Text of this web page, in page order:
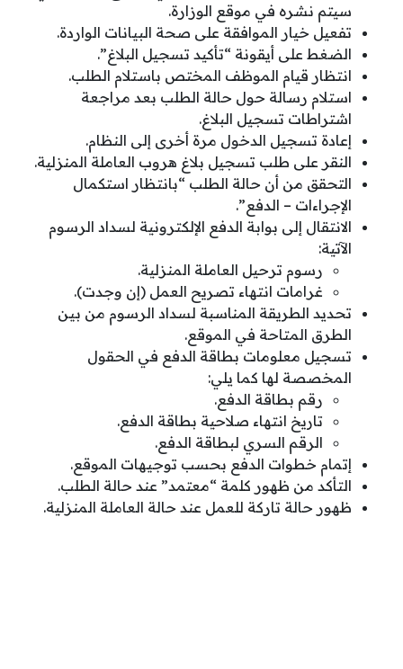
سيتم نشره في موقع الوزارة.
تفعيل خيار الموافقة على صحة البيانات الواردة.
الضغط على أيقونة “تأكيد تسجيل البلاغ”.
انتظار قيام الموظف المختص باستلام الطلب.
استلام رسالة حول حالة الطلب بعد مراجعة
اشتراطات تسجيل البلاغ.
إعادة تسجيل الدخول مرة أخرى إلى النظام.
النقر على طلب تسجيل بلاغ هروب العاملة المنزلية.
التحقق من أن حالة الطلب “بانتظار استكمال
الإجراءات – الدفع”.
الانتقال إلى بوابة الدفع الإلكترونية لسداد الرسوم
الآتية:
رسوم ترحيل العاملة المنزلية.
غرامات انتهاء تصريح العمل (إن وجدت).
تحديد الطريقة المناسبة لسداد الرسوم من بين
الطرق المتاحة في الموقع.
تسجيل معلومات بطاقة الدفع في الحقول
المخصصة لها كما يلي:
رقم بطاقة الدفع.
تاريخ انتهاء صلاحية بطاقة الدفع.
الرقم السري لبطاقة الدفع.
إتمام خطوات الدفع بحسب توجيهات الموقع.
التأكد من ظهور كلمة “معتمد” عند حالة الطلب.
ظهور حالة تاركة للعمل عند حالة العاملة المنزلية.